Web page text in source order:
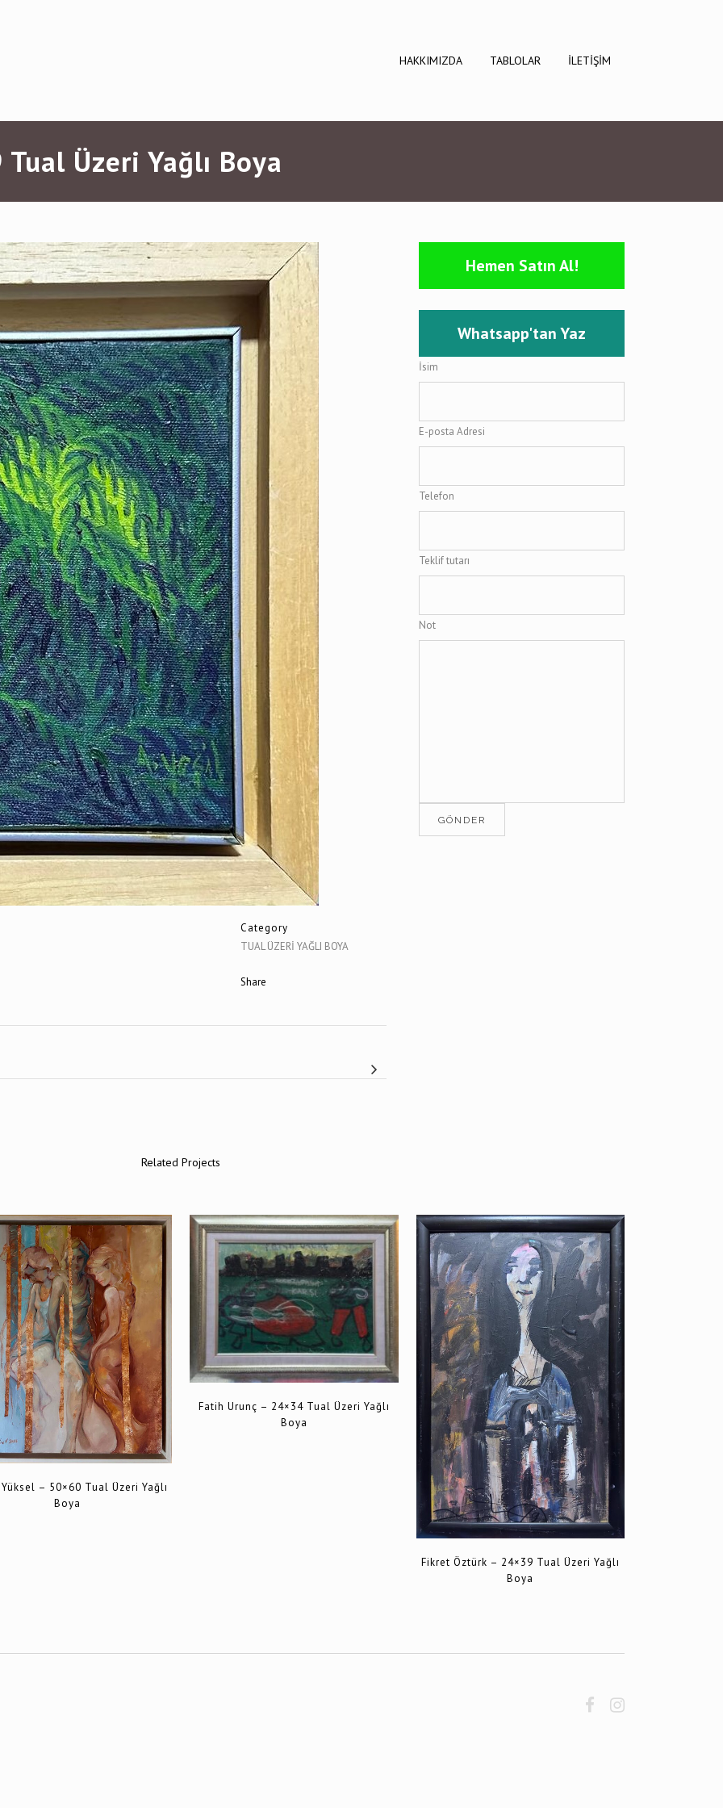
HAKKIMIZDA TABLOLAR İLETİŞİM
Üzeri Yağlı Boya
Category
TUAL ÜZERİ YAĞLI BOYA
Share
Hemen Satın Al!
Whatsapp'tan Yaz
İsim
E-posta Adresi
Telefon
Teklif tutarı
Not
Related Projects
VIEW
– 50×60 Tual Üzeri Yağlı
Boya
VIEW
Fatih Urunç – 24×34 Tual Üzeri Yağlı
Boya
VIEW
Fikret Öztürk – 24×39 Tual Üzeri Yağlı
Boya